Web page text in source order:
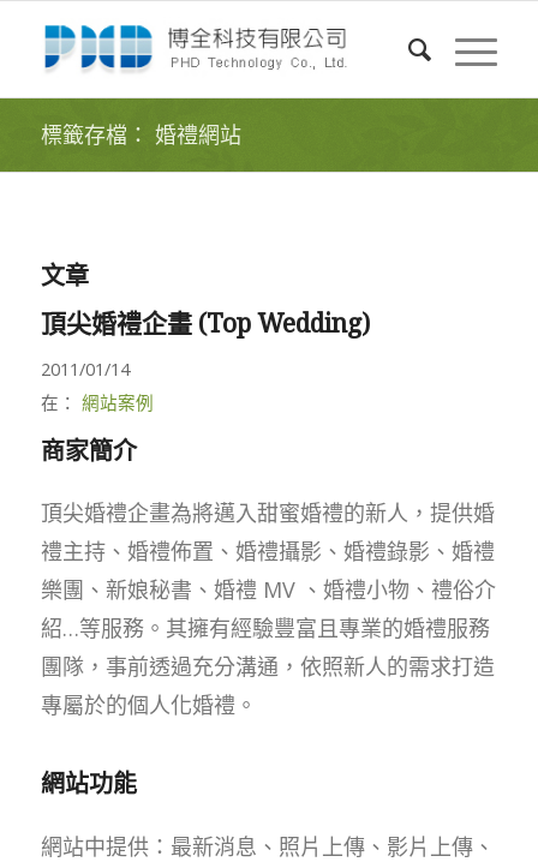
標籤存檔： 婚禮網站
文章
頂尖婚禮企畫 (Top Wedding)
2011/01/14
在： 網站案例
商家簡介
頂尖婚禮企畫為將邁入甜蜜婚禮的新人，提供婚
禮主持、婚禮佈置、婚禮攝影、婚禮錄影、婚禮
樂團、新娘秘書、婚禮 MV 、婚禮小物、禮俗介
紹…等服務。其擁有經驗豐富且專業的婚禮服務
團隊，事前透過充分溝通，依照新人的需求打造
專屬於的個人化婚禮。
網站功能
網站中提供：最新消息、照片上傳、影片上傳、